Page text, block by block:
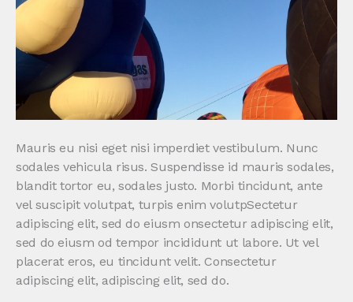
Mauris eu nisi eget nisi imperdiet vestibulum. Nunc
sodales vehicula risus. Suspendisse id mauris sodales,
blandit tortor eu, sodales justo. Morbi tincidunt, ante
vel suscipit volutpat, turpis enim volutpSectetur
adipiscing elit, sed do eiusm onsectetur adipiscing elit,
sed do eiusm od tempor incididunt ut labore. Ut vel
placerat eros, eu tincidunt velit. Consectetur
adipiscing elit, adipiscing elit, sed do.